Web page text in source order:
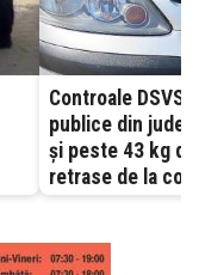
Controale
publice din
și peste 43 kg
retrase de la